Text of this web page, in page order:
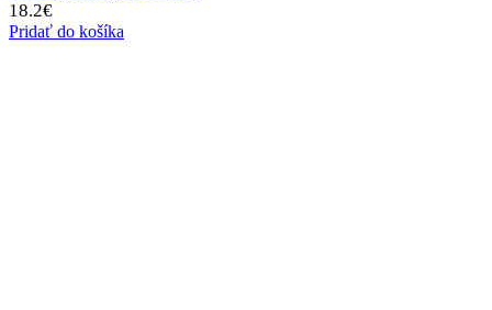
18.2€
Pridať do košíka